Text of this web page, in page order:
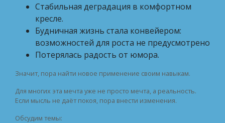
Стабильная деградация в комфортном
кресле.
Будничная жизнь стала конвейером:
возможностей для роста не предусмотрено
Потерялась радость от юмора.
Значит, пора найти новое применение своим навыкам.
Для многих эта мечта уже не просто мечта, а реальность.
Если мысль не даёт покоя, пора внести изменения.
Обсудим темы: